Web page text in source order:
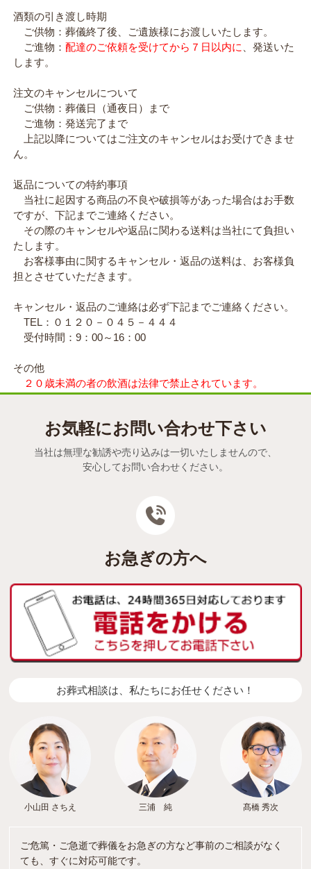
酒類の引き渡し時期
ご供物：葬儀終了後、ご遺族様にお渡しいたします。
ご進物： 配達のご依頼を受けてから７日以内に
、発送いた
します。
注文のキャンセルについて
ご供物：葬儀日（通夜日）まで
ご進物：発送完了まで
上記以降についてはご注文のキャンセルはお受けできませ
ん。
返品についての特約事項
当社に起因する商品の不良や破損等があった場合はお手数
ですが、下記までご連絡ください。
その際のキャンセルや返品に関わる送料は当社にて負担い
たします。
お客様事由に関するキャンセル・返品の送料は、お客様負
担とさせていただきます。
キャンセル・返品のご連絡は必ず下記までご連絡ください。
TEL：０１２０－０４５－４４４
受付時間：9：00～16：00
その他
２０歳未満の者の飲酒は法律で禁止されています。
年齢が確認できない場合には酒類の販売をいたしません。
お気軽にお問い合わせ下さい
当社は無理な勧誘や売り込みは一切いたしませんので、
安心してお問い合わせください。
お急ぎの方へ
お葬式相談は、私たちにお任せください！
小山田 さちえ 三浦 純 髙橋 秀次
ご危篤・ご急逝で葬儀をお急ぎの方など事前のご相談がなく
ても、すぐに対応可能です。